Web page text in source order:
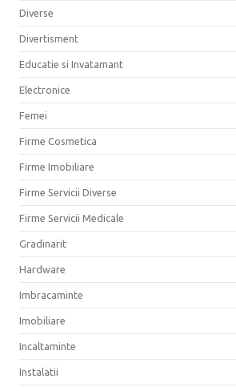
Diverse
Divertisment
Educatie si Invatamant
Electronice
Femei
Firme Cosmetica
Firme Imobiliare
Firme Servicii Diverse
Firme Servicii Medicale
Gradinarit
Hardware
Imbracaminte
Imobiliare
Incaltaminte
Instalatii